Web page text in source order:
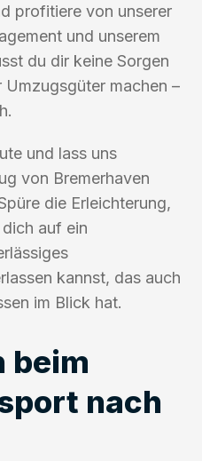
profitiere von unserer
und unserem
du dir keine Sorgen
machen –
und lass uns
von Bremerhaven
die Erleichterung,
auf ein
kannst, das auch
im Blick hat.
beim
nach